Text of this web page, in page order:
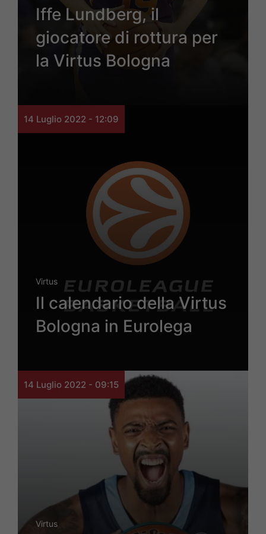
Iffe Lundberg, il
giocatore di rottura per
la Virtus Bologna
14 Luglio 2022 - 12:09
Virtus
Il calendario della Virtus
Bologna in Eurolega
14 Luglio 2022 - 09:15
Virtus